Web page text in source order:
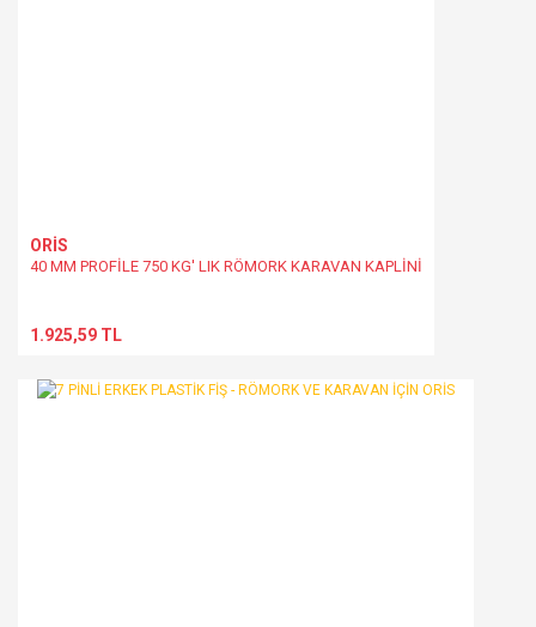
ORİS
40 MM PROFİLE 750 KG' LIK RÖMORK KARAVAN KAPLİNİ
1.925,59 TL